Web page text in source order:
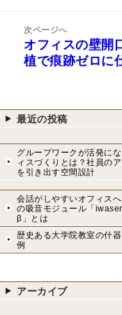
稿:
次ページへ
次
の
オフィスの壁開
植で痕跡ゼロに
最近の投稿
グループワークが活発に
ィスづくりとは？社員の
を引き出す空間設計
会話がしやすいオフィス
の吸音モジュール「
β」とは
歴史ある大学院教室の什
例
アーカイブ